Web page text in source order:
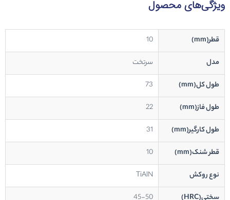
ویژگی‌های محصول
قطر(mm)
10
مدل
سرتخت
طول کل(mm)
73
طول فاز(mm)
22
طول کارگیر(mm)
31
قطر شنک(mm)
10
نوع روکش
TiAlN
سختی(HRC)
45-50